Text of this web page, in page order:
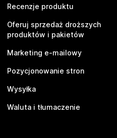
Recenzje produktu
Oferuj sprzedaż droższych
produktów i pakietów
Marketing e-mailowy
Pozycjonowanie stron
Wysyłka
Waluta i tłumaczenie